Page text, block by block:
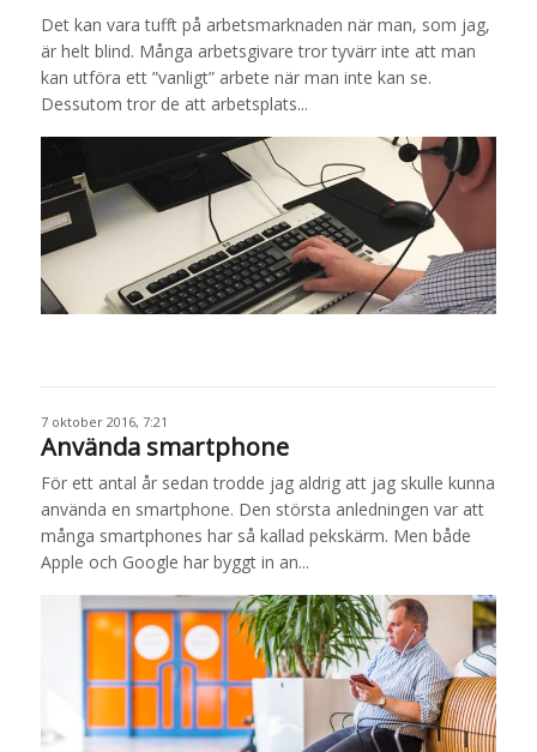
Det kan vara tufft på arbetsmarknaden när man, som jag,
är helt blind. Många arbetsgivare tror tyvärr inte att man
kan utföra ett ”vanligt” arbete när man inte kan se.
Dessutom tror de att arbetsplats...
7 oktober 2016, 7:21
Använda smartphone
För ett antal år sedan trodde jag aldrig att jag skulle kunna
använda en smartphone. Den största anledningen var att
många smartphones har så kallad pekskärm. Men både
Apple och Google har byggt in an...